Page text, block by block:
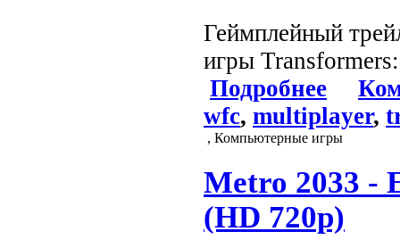
Геймплейный
игры
Подробнее
wfc, multiplayer,
, Компьютерные игры
Metro 2033 -
(HD 720p)